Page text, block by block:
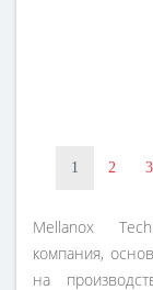
1 2 3
Mellanox
компания,
на